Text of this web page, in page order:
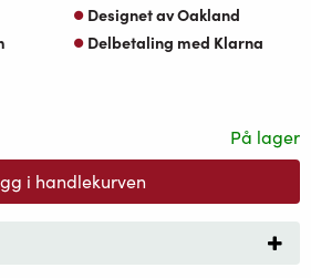
Designet av Oakland
Delbetaling med Klarna
På lager
i handlekurven